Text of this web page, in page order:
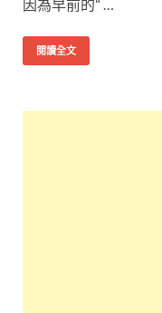
因為早前的“ …
閱讀全文